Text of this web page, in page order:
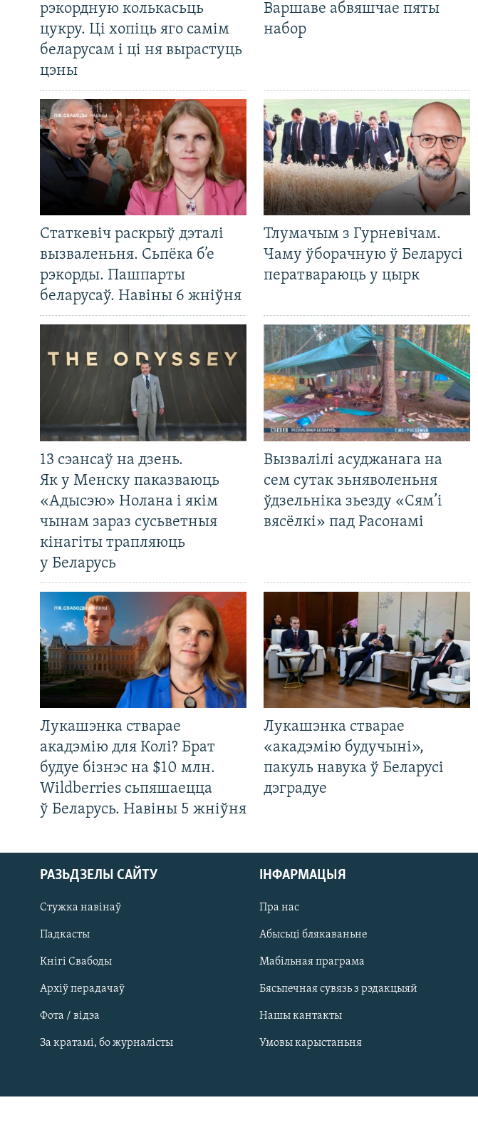
САЧЫЦЕ ЗА АБНАЎЛЕНЬНЯМІ
рэкордную колькасьць
цукру. Ці хопіць яго самім
беларусам і ці ня вырастуць
цэны
Варшаве абвяшчае пяты
набор
Статкевіч раскрыў дэталі
вызваленьня. Сьпёка б’е
рэкорды. Пашпарты
беларусаў. Навіны 6 жніўня
Тлумачым з Гурневічам.
Чаму ўборачную ў Беларусі
ператвараюць у цырк
13 сэансаў на дзень.
Як у Менску паказваюць
«Адысэю» Нолана і якім
чынам зараз сусьветныя
кінагіты трапляюць
у Беларусь
Вызвалілі асуджанага на
сем сутак зьняволеньня
ўдзельніка зьезду «Сям’і
вясёлкі» пад Расонамі
Лукашэнка стварае
акадэмію для Колі? Брат
будуе бізнэс на $10 млн.
Wildberries сьпяшаецца
ў Беларусь. Навіны 5 жніўня
Лукашэнка стварае
«акадэмію будучыні»,
пакуль навука ў Беларусі
дэградуе
РАЗЬДЗЕЛЫ САЙТУ
Стужка навінаў
Падкасты
Кнігі Свабоды
Архіў перадачаў
Фота / відэа
За кратамі, бо журналісты
ІНФАРМАЦЫЯ
Пра нас
Абысьці блякаваньне
Мабільная праграма
Бясьпечная сувязь з рэдакцыяй
Нашы кантакты
Умовы карыстаньня